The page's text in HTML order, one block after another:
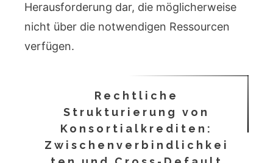
Herausforderung dar, die möglicherweise
nicht über die notwendigen Ressourcen
verfügen.
Rechtliche
Strukturierung von
Konsortialkrediten:
Zwischenverbindlichkei